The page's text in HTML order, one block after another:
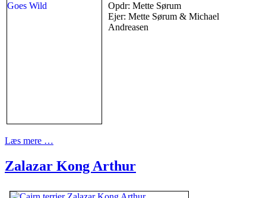
Opdr: Mette Sørum
Ejer: Mette Sørum & Michael
Andreasen
Læs mere …
Zalazar Kong Arthur